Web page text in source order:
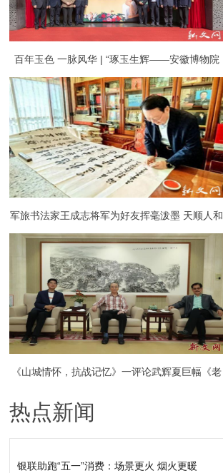
百年玉色 一脉风华 | “琢玉生辉——安徽博物院
藏潘玉良艺术精品展”开幕
军旅书法家王成志将军为好友挥毫泼墨 天顺人和
万事兴 风生水起顺自然成
《山城情怀，抗战记忆》一评论武辉夏巨幅《老
山城一览图》
热点新闻
银联助跑“五一”消费：场景更火 烟火更暖